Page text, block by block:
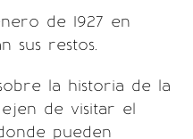
de 1927 en
sus restos.
la historia de la
de visitar el
pueden